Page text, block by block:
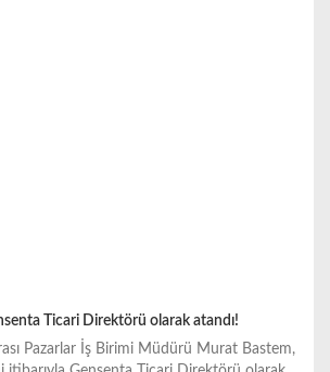
Ticari Direktörü olarak atandı!
Pazarlar İş Birimi Müdürü Murat Bastem,